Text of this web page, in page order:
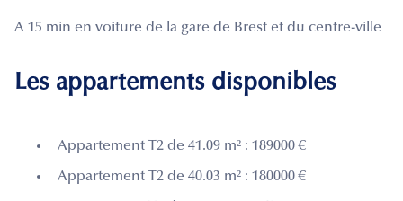
A 15 min en voiture de la gare de Brest et du centre-ville
Les appartements disponibles
Appartement T2 de 41.09 m² : 189000 €
Appartement T2 de 40.03 m² : 180000 €